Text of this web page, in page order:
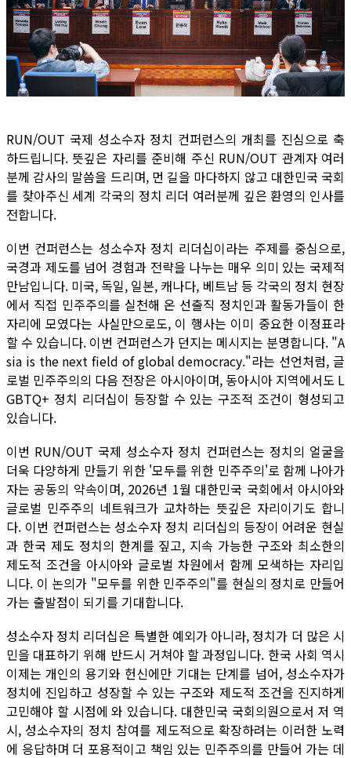
RUN/OUT 국제 성소수자 정치 컨퍼런스의 개최를 진심으로 축
하드립니다. 뜻깊은 자리를 준비해 주신 RUN/OUT 관계자 여러
분께 감사의 말씀을 드리며, 먼 길을 마다하지 않고 대한민국 국회
를 찾아주신 세계 각국의 정치 리더 여러분께 깊은 환영의 인사를
전합니다.
이번 컨퍼런스는 성소수자 정치 리더십이라는 주제를 중심으로,
국경과 제도를 넘어 경험과 전략을 나누는 매우 의미 있는 국제적
만남입니다. 미국, 독일, 일본, 캐나다, 베트남 등 각국의 정치 현장
에서 직접 민주주의를 실천해 온 선출직 정치인과 활동가들이 한
자리에 모였다는 사실만으로도, 이 행사는 이미 중요한 이정표라
할 수 있습니다. 이번 컨퍼런스가 던지는 메시지는 분명합니다. "A
sia is the next field of global democracy."라는 선언처럼, 글
로벌 민주주의의 다음 전장은 아시아이며, 동아시아 지역에서도 L
GBTQ+ 정치 리더십이 등장할 수 있는 구조적 조건이 형성되고
있습니다.
이번 RUN/OUT 국제 성소수자 정치 컨퍼런스는 정치의 얼굴을
더욱 다양하게 만들기 위한 '모두를 위한 민주주의'로 함께 나아가
자는 공동의 약속이며, 2026년 1월 대한민국 국회에서 아시아와
글로벌 민주주의 네트워크가 교차하는 뜻깊은 자리이기도 합니
다. 이번 컨퍼런스는 성소수자 정치 리더십의 등장이 어려운 현실
과 한국 제도 정치의 한계를 짚고, 지속 가능한 구조와 최소한의
제도적 조건을 아시아와 글로벌 차원에서 함께 모색하는 자리입
니다. 이 논의가 "모두를 위한 민주주의"를 현실의 정치로 만들어
가는 출발점이 되기를 기대합니다.
성소수자 정치 리더십은 특별한 예외가 아니라, 정치가 더 많은 시
민을 대표하기 위해 반드시 거쳐야 할 과정입니다. 한국 사회 역시
이제는 개인의 용기와 헌신에만 기대는 단계를 넘어, 성소수자가
정치에 진입하고 성장할 수 있는 구조와 제도적 조건을 진지하게
고민해야 할 시점에 와 있습니다. 대한민국 국회의원으로서 저 역
시, 성소수자의 정치 참여를 제도적으로 확장하려는 이러한 노력
에 응답하며 더 포용적이고 책임 있는 민주주의를 만들어 가는 데